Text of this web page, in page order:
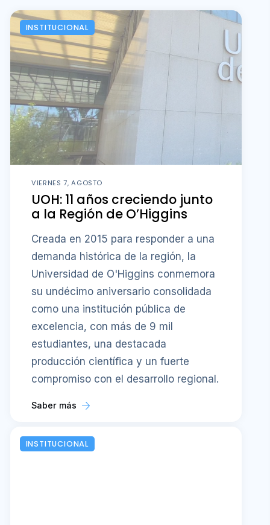
INSTITUCIONAL
VIERNES 7, AGOSTO
UOH: 11 años creciendo junto
a la Región de O’Higgins
Creada en 2015 para responder a una
demanda histórica de la región, la
Universidad de O'Higgins conmemora
su undécimo aniversario consolidada
como una institución pública de
excelencia, con más de 9 mil
estudiantes, una destacada
producción científica y un fuerte
compromiso con el desarrollo regional.
Saber más
INSTITUCIONAL